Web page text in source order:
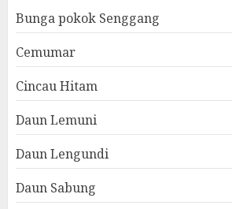
Bunga pokok Senggang
Cemumar
Cincau Hitam
Daun Lemuni
Daun Lengundi
Daun Sabung